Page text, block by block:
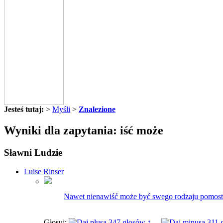
Jesteś tutaj: > Myśli > Znalezione
Wyniki dla zapytania: iść może
Sławni Ludzie
Luise Rinser
Nawet nienawiść może być swego rodzaju